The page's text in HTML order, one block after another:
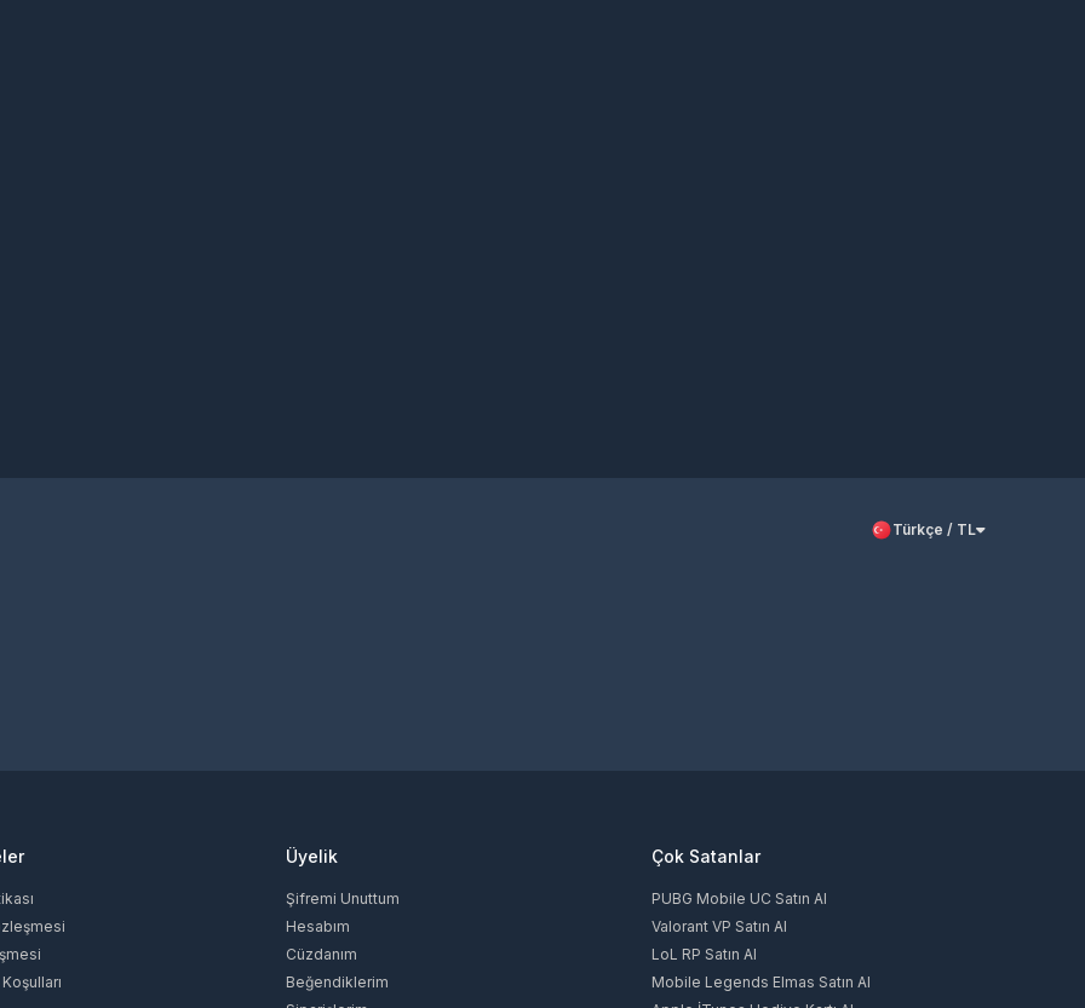
Türkçe / TL
Üyelik
Şifremi Unuttum
Hesabım
Cüzdanım
Beğendiklerim
Çok Satanlar
PUBG Mobile UC Satın Al
Valorant VP Satın Al
LoL RP Satın Al
Mobile Legends Elmas Satın Al